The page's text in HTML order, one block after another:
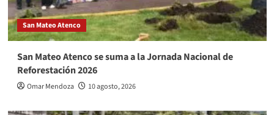
San Mateo Atenco
San Mateo Atenco se suma a la Jornada Nacional de
Reforestación 2026
Omar Mendoza 10 agosto, 2026